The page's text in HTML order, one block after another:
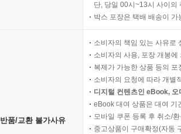
단, 당일 00시~13시 사이의
박스 포장은 택배 배송이
반품/교환 불가사유
소비자의 책임 있는 사유로
소비자의 사용, 포장 개봉
복제가 가능한 상품 등의
소비자의 요청에 따라 개별
디지털 컨텐츠인 eBook,
eBook 대여 상품은 대여 기
모바일 쿠폰 등록 후 취소/
중고상품이 구매확정(자동